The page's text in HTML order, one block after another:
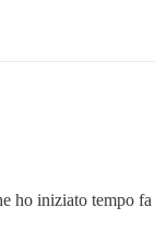
iniziato tempo